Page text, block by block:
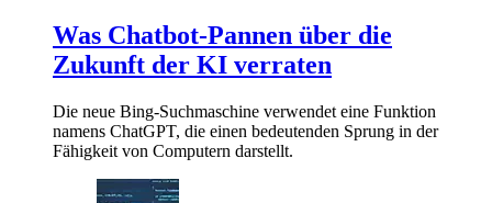
Was Chatbot-Pannen über die
Zukunft der KI verraten
Die neue Bing-Suchmaschine verwendet eine Funktion
namens ChatGPT, die einen bedeutenden Sprung in der
Fähigkeit von Computern darstellt.